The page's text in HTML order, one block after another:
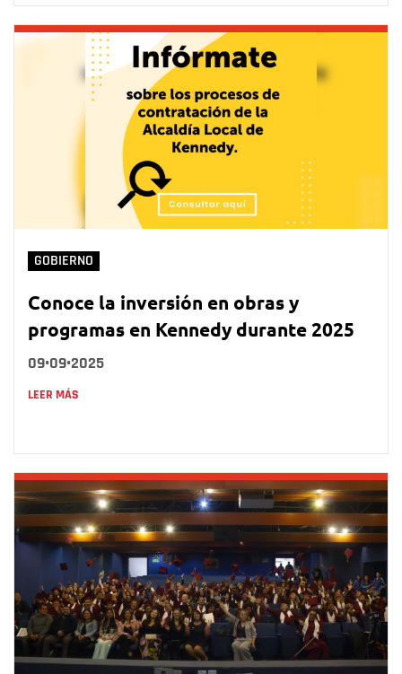
GOBIERNO
Conoce la inversión en obras y
programas en Kennedy durante 2025
09•09•2025
LEER MÁS